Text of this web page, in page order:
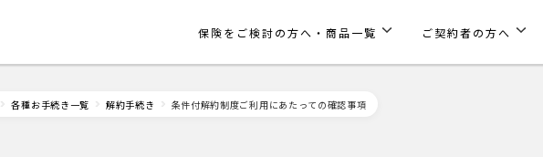
保険をご検討の方へ・商品一覧 ご契約者の方へ
各種お手続き一覧 解約手続き 条件付解約制度ご利用にあたっての確認事項